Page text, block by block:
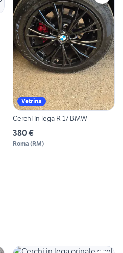
Vetrina
Cerchi in lega R 17 BMW
380 €
Roma (RM)